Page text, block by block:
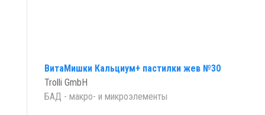
ВитаМишки Кальциум+ пастилки жев №30
Trolli GmbH
БАД - макро- и микроэлементы